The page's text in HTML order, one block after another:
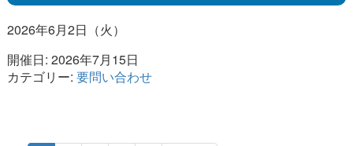
2026年6月2日（火）
開催日: 2026年7月15日
カテゴリー: 要問い合わせ